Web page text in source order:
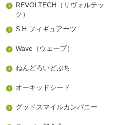
REVOLTECH（リヴォルテッ
ク）
S.H.フィギュアーツ
Wave（ウェーブ）
ねんどろいどぷち
オーキッドシード
グッドスマイルカンパニー